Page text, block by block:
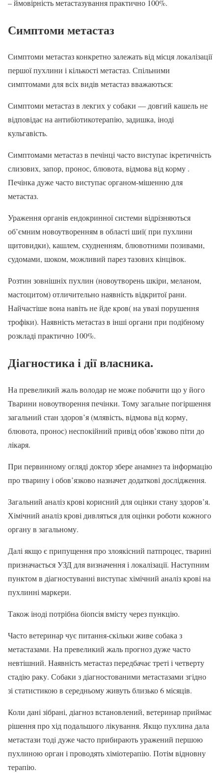
– ймовірність метастазування практично 100%.
Симптоми метастаз
Симптоми метастаз конкретно залежать від місця локалізації
першої пухлини і кількості метастаз. Спільними
симптомами для всіх видів метастаз вважаються:
Симптоми метастаз в лекгих у собаки — довгий кашель не
відповідає на антибіотикотерапію, задишка, іноді
кульгавість.
Симптомами метастаз в печінці часто виступає ікретичність
слизових, запор, пронос, блювота, відмова від корму .
Печінка дуже часто виступає органом-мішенню для
метастаз.
Ураження органів ендокринної системи відрізняються
об’ємним новоутворенням в області шиї( при пухлини
щитовидки), кашлем, схудненням, блювотними позивами,
судомами, шоком, можливий парез тазових кінцівок.
Розтин зовнішніх пухлин (новоутворень шкіри, меланом,
мастоцитом) отличительно наявність відкритої рани.
Найчастіше вона навіть не йде кров( на увазі порушення
трофіки). Наявність метастаз в інші органи при подібному
розкладі практично 100%.
Діагностика і дії власника.
На превеликий жаль володар не може побачити що у його
Тварини новоутворення печінки. Тому загальне погіршення
загальний стан здоров’я (млявість, відмова від корму,
блювота, пронос) неспокійний привід обов’язково піти до
лікаря.
При первинному огляді доктор збере анамнез та інформацію
про тварину і обов’язково назначет додаткові дослідження.
Загальний аналіз крові корисний для оцінки стану здоров’я.
Хімічний аналіз крові дивляться для оцінки роботи кожного
органу в загальному.
Далі якщо є припущення про злоякісний патпроцес, тварині
призначається УЗД для визначення і локалізації. Наступним
пунктом в діагностуванні виступає хімічний аналіз крові на
пухлинні маркери.
Також іноді потрібна біопсія вмісту через пункцію.
Часто ветеринар чує питання-скільки живе собака з
метастазами. На превеликий жаль прогноз дуже часто
невтішний. Наявність метастаз передбачає треті і четверту
стадію раку. Собаки з діагностованими метастазами згідно
зі статистикою в середньому живуть близько 6 місяців.
Коли дані зібрані, діагноз встановлений, ветеринар приймає
рішення про хід подальшого лікування. Якщо пухлина дала
метастази тоді дуже часто прибирають уражений першою
пухлиною орган і проводять хіміотерапію. Потім відновну
терапію.